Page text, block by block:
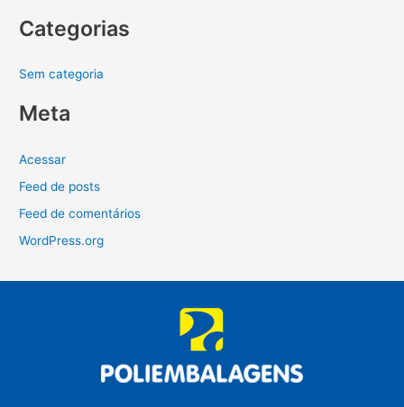
Categorias
Sem categoria
Meta
Acessar
Feed de posts
Feed de comentários
WordPress.org